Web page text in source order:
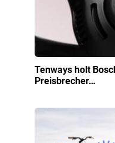
Tenways holt
Preisbrecher…